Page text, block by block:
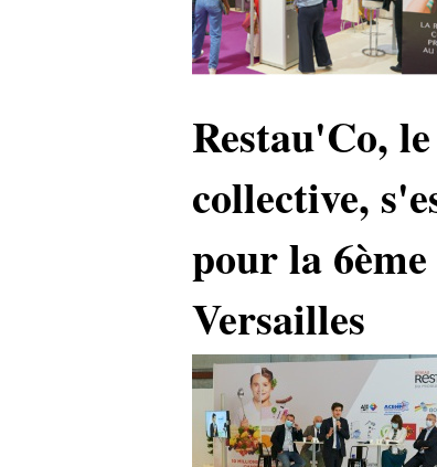
Restau'Co,
collective,
pour la
Versailles